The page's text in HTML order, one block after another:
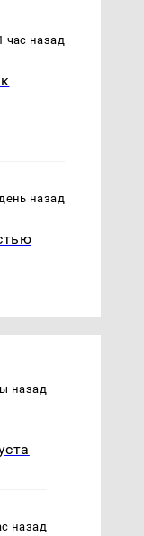
час назад
день назад
назад
назад